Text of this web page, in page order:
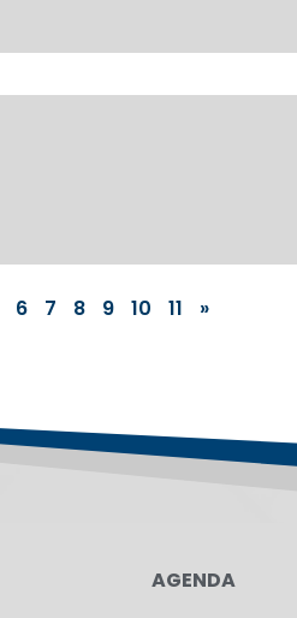
6 7 8 9 10 11 »
AGENDA